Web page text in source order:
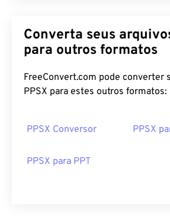
Converta seus arquivos
para outros formatos
FreeConvert.com pode converter
PPSX para estes outros formatos:
PPSX Conversor PPSX
PPSX para PPT